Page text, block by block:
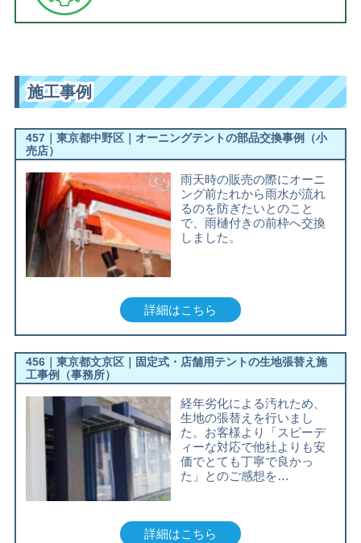
施工事例
457｜東京都中野区｜オーニングテントの部品交換事例（小
売店）
雨天時の販売の際にオーニ
ング前たれから雨水が流れ
るのを防ぎたいとのこと
で、雨樋付きの前枠へ交換
しました。
詳細はこちら
456｜東京都文京区｜固定式・店舗用テントの生地張替え施
工事例（事務所）
経年劣化による汚れため、
生地の張替えを行いまし
た。お客様より「スピーデ
ィーな対応で他社よりも安
価でとても丁寧で良かっ
た」とのご感想を…
詳細はこちら